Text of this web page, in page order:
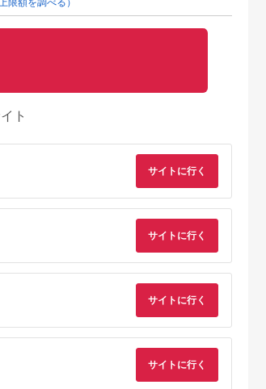
勢市
出典：楽天ふるさと納
税
広島県 安芸高田市
フ 八千代カントリー
5.0
出典：ふるな
茨城県 阿見町
カリ備食ライスセッ
限額を調べる）
ト
サイトに行く
サイトに行く
サイトに行く
サイトに行く